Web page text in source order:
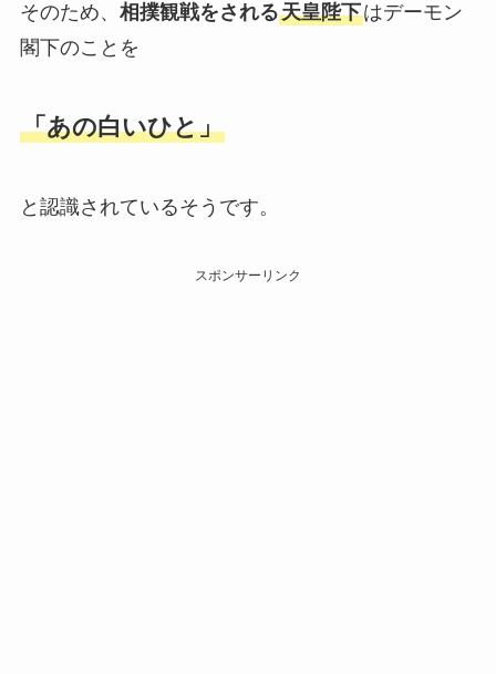
そのため、 相撲観戦をされる天皇陛下はデーモン
閣下のことを
「あの白いひと」
と認識されているそうです。
スポンサーリンク